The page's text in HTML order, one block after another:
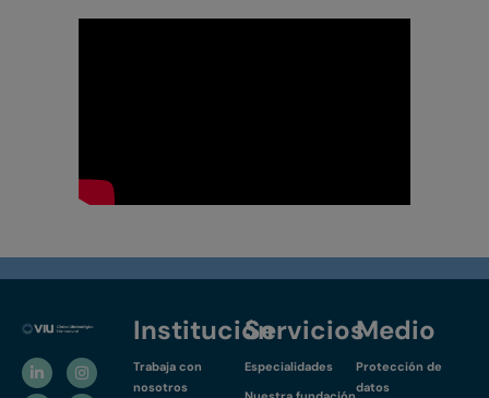
Institución
Trabaja con
nosotros
Servicios
Especialidades
Medio
Protección de
datos